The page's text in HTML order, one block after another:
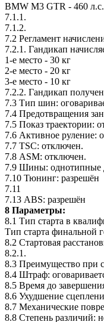
BMW M3 GTR - 460
7.1.1.
7.1.2.
7.2 Регламент
7.2.1. Гандикап
1-е место - 30 кг
2-е место - 20 кг
3-е место - 10 кг
7.2.2. Гандикап
7.3 Тип шин:
7.4 Предотвращения
7.5 Показ траектории:
7.6 Активное руление:
7.7 TSC: отключен.
7.8 ASM: отключен.
7.9 Шины: однотипные
7.10 Тюнинг: разрешён
7.11
7.13 ABS: разрешён
8 Параметры:
8.1 Тип старта в
Тип старта финальной
8.2 Стартовая
8.2.1.
8.3 Преимущество при
8.4 Штраф:
8.5 Время до
8.6 Ухудшение
8.7 Механические
8.8 Степень различий: